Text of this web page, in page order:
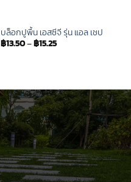
บล็อกปูพื้น เอสซีจี รุ่น แอล เชป
฿13.50–฿15.25